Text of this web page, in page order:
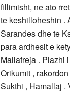
fillimisht, ne ato
te keshilloheshin .
Sarandes dhe te
para ardhesit e
Mallafreja . Plazhi
Orikumit ,
Sukthi , Hamallaj .